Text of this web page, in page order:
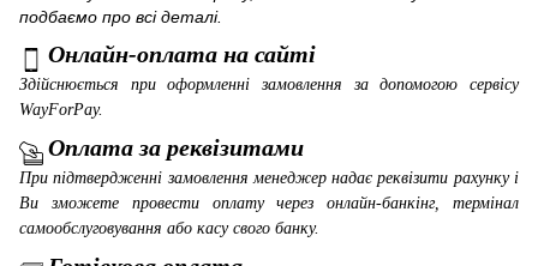
подбаємо про всі деталі.
Онлайн-оплата на сайті
Здійснюється при оформленні замовлення за допомогою сервісу
WayForPay.
Оплата за реквізитами
При підтвердженні замовлення менеджер надає реквізити рахунку і
Ви зможете провести оплату через онлайн-банкінг, термінал
самообслуговування або касу свого банку.